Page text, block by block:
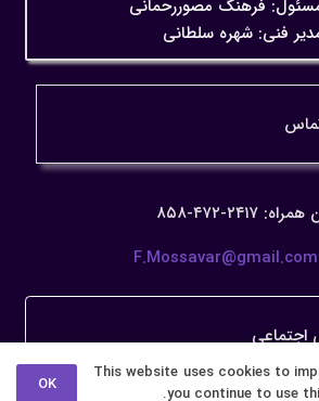
فرهنگ مصوررحمانی
فنی: شهره سلطانی
۲۴۱۷-۴۷۲-۸۵۸
F.Mossavar@gmail.com
اجتماعی
This website uses cookies to
you continue to use
OK